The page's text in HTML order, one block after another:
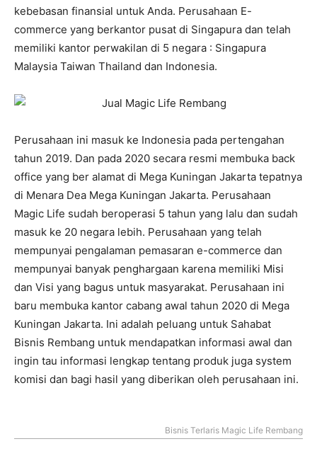
kebebasan finansial untuk Anda. Perusahaan E-
commerce yang berkantor pusat di Singapura dan telah
memiliki kantor perwakilan di 5 negara : Singapura
Malaysia Taiwan Thailand dan Indonesia.
Perusahaan ini masuk ke Indonesia pada pertengahan
tahun 2019. Dan pada 2020 secara resmi membuka back
office yang ber alamat di Mega Kuningan Jakarta tepatnya
di Menara Dea Mega Kuningan Jakarta. Perusahaan
Magic Life sudah beroperasi 5 tahun yang lalu dan sudah
masuk ke 20 negara lebih. Perusahaan yang telah
mempunyai pengalaman pemasaran e-commerce dan
mempunyai banyak penghargaan karena memiliki Misi
dan Visi yang bagus untuk masyarakat. Perusahaan ini
baru membuka kantor cabang awal tahun 2020 di Mega
Kuningan Jakarta. Ini adalah peluang untuk Sahabat
Bisnis Rembang untuk mendapatkan informasi awal dan
ingin tau informasi lengkap tentang produk juga system
komisi dan bagi hasil yang diberikan oleh perusahaan ini.
Bisnis Terlaris Magic Life Rembang